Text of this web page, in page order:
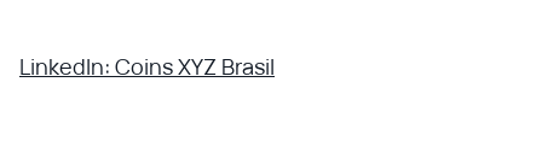
LinkedIn: Coins XYZ Brasil